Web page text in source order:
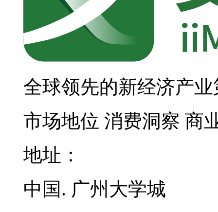
全球领先的新经济产
市场地位 消费洞察 商
地址：
中国. 广州大学城